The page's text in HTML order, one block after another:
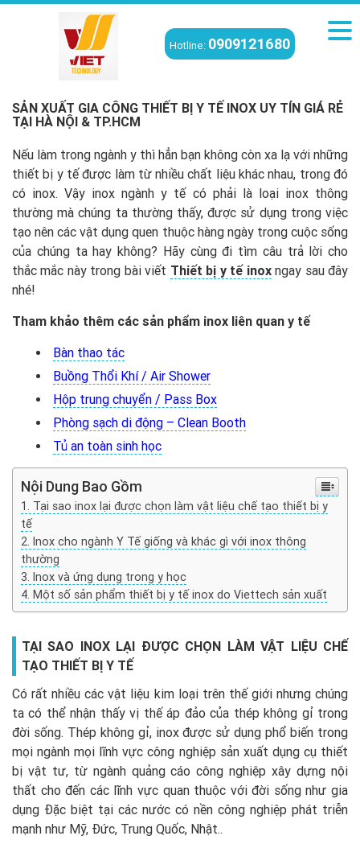
Hotline: 0909121680
Kiến thức
Sản xuất gia công thiết bị y tế inox uy tín giá rẻ tại
Hà Nội & TP.HCM
SẢN XUẤT GIA CÔNG THIẾT BỊ Y TẾ INOX UY TÍN GIÁ RẺ
TẠI HÀ NỘI & TP.HCM
Nếu làm trong ngành y thì hẳn bạn không còn xa lạ với những
thiết bị y tế được làm từ nhiều chất liệu khác nhau, trong đó
có inox. Vậy inox ngành y tế có phải là loại inox thông
thường mà chúng ta thường thấy, được sử dụng trong việc
tạo nên các vật dụng quen thuộc hàng ngày trong cuộc sống
của chúng ta hay không? Hãy cùng đi tìm câu trả lời cho
thắc mắc này trong bài viết Thiết bị y tế inoxngay sau đây
nhé!
Tham khảo thêm các sản phẩm inox liên quan y tế
Bàn thao tác
Buồng Thổi Khí / Air Shower
Hộp trung chuyển / Pass Box
Phòng sạch di động – Clean Booth
Tủ an toàn sinh học
Nội Dung Bao Gồm
Tại sao inox lại được chọn làm vật liệu chế tạo thiết bị y
tế
Inox cho ngành Y Tế giống và khác gì với inox thông
thường
Inox và ứng dụng trong y học
Một số sản phẩm thiết bị y tế inox do Viettech sản xuất
TẠI SAO INOX LẠI ĐƯỢC CHỌN LÀM VẬT LIỆU CHẾ
TẠO THIẾT BỊ Y TẾ
Có rất nhiều các vật liệu kim loại trên thế giới nhưng chúng
ta có thể nhận thấy vị thế áp đảo của thép không gỉ trong
đời sống. Thép không gỉ, inox được sử dụng phổ biến trong
mọi ngành mọi lĩnh vực công nghiệp sản xuất dụng cụ thiết
bị vật tư, từ ngành quảng cáo công nghiệp xây dựng nội
thất cho đến các lĩnh vực quan thuộc với đời sống như gia
dụng Đặc biệt tại các nước có nền công nghiệp phát triễn
mạnh như Mỹ, Đức, Trung Quốc, Nhật..